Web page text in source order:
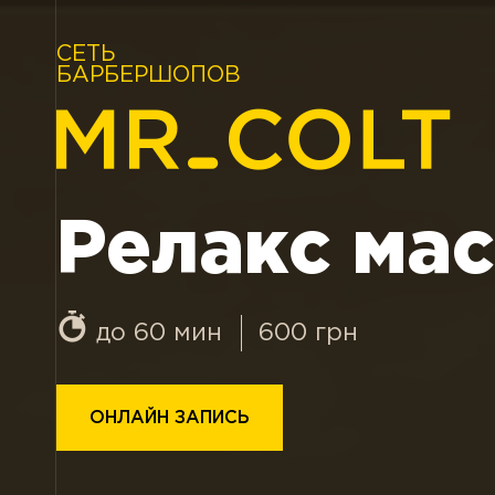
СЕТЬ
БАРБЕРШОПОВ
Релакс
до 60 мин 600 грн
ОНЛАЙН ЗАПИСЬ